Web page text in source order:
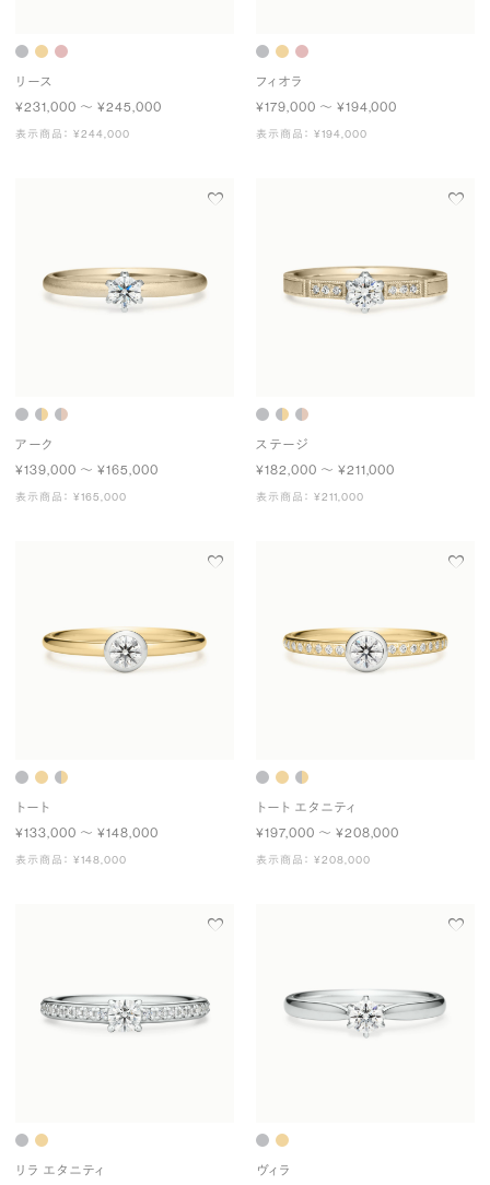
リース
¥231,000 〜 ¥245,000
表示商品： ¥244,000
フィオラ
¥179,000 〜 ¥194,000
表示商品： ¥194,000
アーク
¥139,000 〜 ¥165,000
表示商品： ¥165,000
ステージ
¥182,000 〜 ¥211,000
表示商品： ¥211,000
トート
¥133,000 〜 ¥148,000
表示商品： ¥148,000
トート エタニティ
¥197,000 〜 ¥208,000
表示商品： ¥208,000
リラ エタニティ ヴィラ